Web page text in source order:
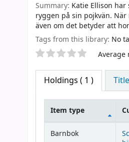
Summary: Katie Ellison
ryggen på sin pojkvän.
även om det betyder att
Tags from this library: No
Star ratings Average
Holdings ( 1 )
Holdings
Item type
Barnbok